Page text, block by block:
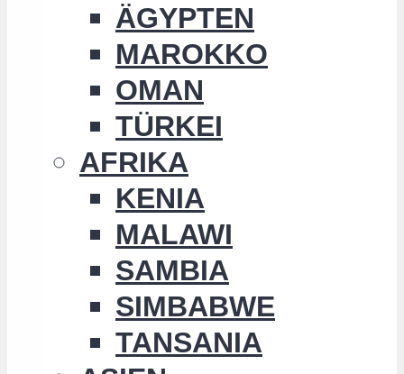
ÄGYPTEN
MAROKKO
OMAN
TÜRKEI
AFRIKA
KENIA
MALAWI
SAMBIA
SIMBABWE
TANSANIA